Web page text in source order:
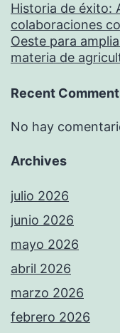
Historia de éxito:
colaboraciones
Oeste para
materia de
Recent
No hay
Archives
julio 2026
junio 2026
mayo 2026
abril 2026
marzo 2026
febrero 2026